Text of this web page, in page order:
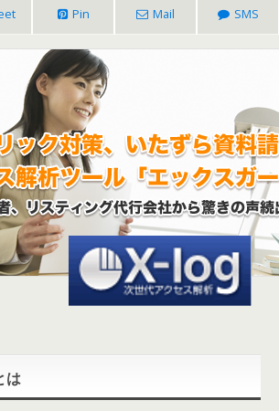
Pin Mail SMS
グ広告の不正クリック対策
のあるユーザやアービト
課金・いたずらクリック
は